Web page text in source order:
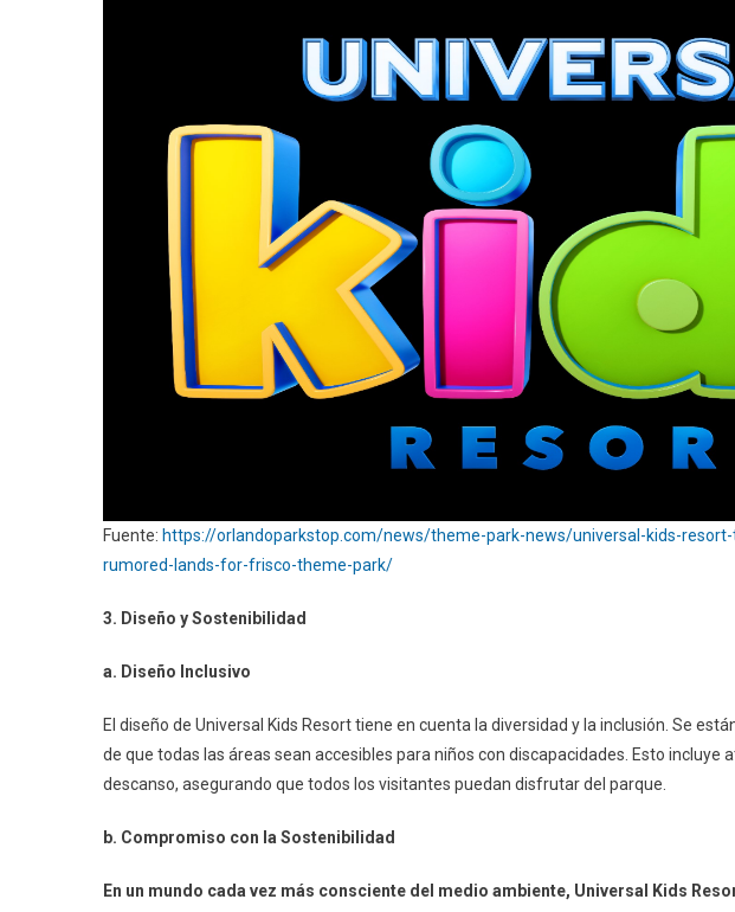
Fuente: https://orlandoparkstop.com/news/theme-park-news/universal-kids-
rumored-lands-for-frisco-theme-park/
3. Diseño y Sostenibilidad
a. Diseño Inclusivo
El diseño de Universal Kids Resort tiene en cuenta la diversidad y la inclusión. Se
de que todas las áreas sean accesibles para niños con discapacidades. Esto incluye
descanso, asegurando que todos los visitantes puedan disfrutar del parque.
b. Compromiso con la Sostenibilidad
En un mundo cada vez más consciente del medio ambiente, Universal Kids